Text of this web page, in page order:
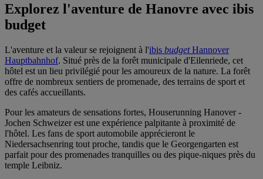
Explorez l'aventure de Hanovre avec ibis
budget
L'aventure et la valeur se rejoignent à l'ibis budgetHannover
Hauptbahnhof. Situé près de la forêt municipale d'Eilenriede, cet
hôtel est un lieu privilégié pour les amoureux de la nature. La forêt
offre de nombreux sentiers de promenade, des terrains de sport et
des cafés accueillants.
Pour les amateurs de sensations fortes, Houserunning Hanover -
Jochen Schweizer est une expérience palpitante à proximité de
l'hôtel. Les fans de sport automobile apprécieront le
Niedersachsenring tout proche, tandis que le Georgengarten est
parfait pour des promenades tranquilles ou des pique-niques près du
temple Leibniz.